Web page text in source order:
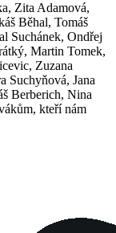
Zita Adamová,
Běhal, Tomáš
Suchánek, Ondřej
Martin Tomek,
Zuzana
Suchyňová, Jana
Berberich, Nina
kteří nám